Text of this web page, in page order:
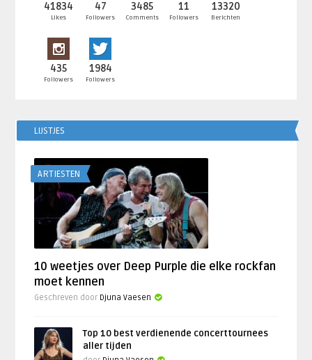
41834
Likes
47
Followers
3485
Comments
11
Followers
13320
Berichten
435
Followers
1984
Followers
LIJSTJES
ARTIESTEN
10 weetjes over Deep Purple die elke rockfan
moet kennen
Geschreven door Djuna Vaesen
Top 10 best verdienende concerttournees
aller tijden